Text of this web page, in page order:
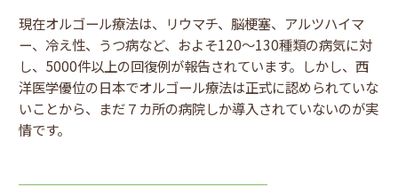
現在オルゴール療法は、リウマチ、脳梗塞、アルツハイマ
ー、冷え性、うつ病など、およそ120～130種類の病気に対
し、5000件以上の回復例が報告されています。しかし、西
洋医学優位の日本でオルゴール療法は正式に認められていな
いことから、まだ７カ所の病院しか導入されていないのが実
情です。